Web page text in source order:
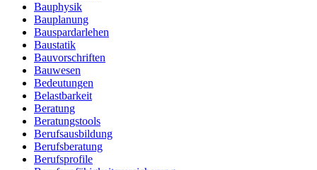
Bauphysik
Bauplanung
Bauspardarlehen
Baustatik
Bauvorschriften
Bauwesen
Bedeutungen
Belastbarkeit
Beratung
Beratungstools
Berufsausbildung
Berufsberatung
Berufsprofile